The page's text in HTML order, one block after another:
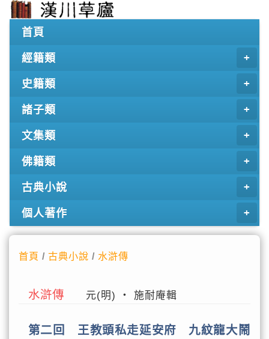
首頁
經籍類
史籍類
諸子類
文集類
佛籍類
古典小說
個人著作
首頁 /古典小說 / 水滸傳
水滸傳 元(明) ‧ 施耐庵輯
第二回 王教頭私走延安府 九紋龍大鬧